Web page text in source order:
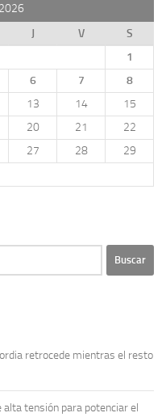
J V
S
1
6 7
8
13 14
15
20 21
22
27 28
29
retrocede mientras el resto
alta tensión para potenciar el